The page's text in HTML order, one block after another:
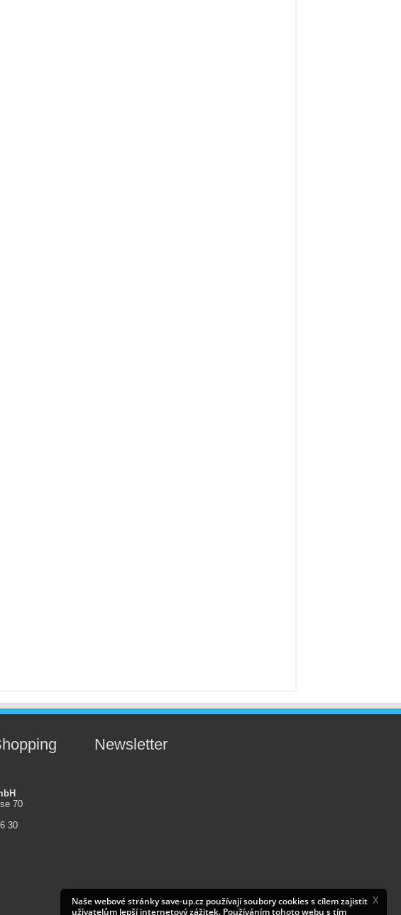
X
Naše webové stránky save-up.cz používají soubory cookies s cílem zajistit
uživatelům lepší internetový zážitek. Používáním tohoto webu s tím
70
30
Newsletter